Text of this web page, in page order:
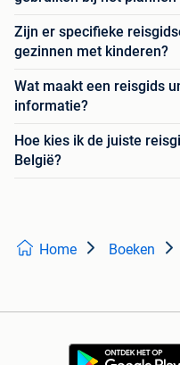
Zijn er specifieke
gezinnen met kinderen?
Wat maakt een reisgids
informatie?
Hoe kies ik de juiste
België?
Home Boeken